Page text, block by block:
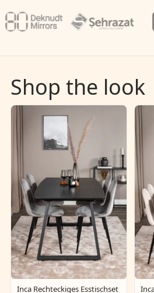
Shop the look
Inca Rechteckiges Esstischset